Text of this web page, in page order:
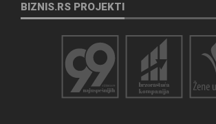
BIZNIS.RS PROJEKTI